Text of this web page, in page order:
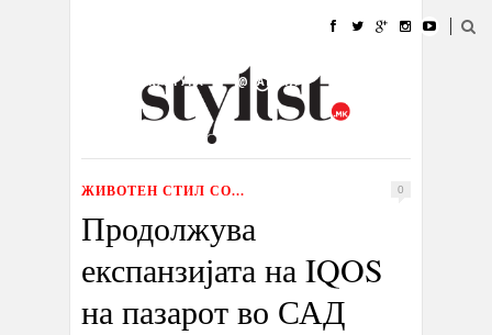
УБАВИНА
КУЛТУРА @РАБОТА
ИЗЛОГ
ЖИВОТЕН СТИЛ СО... 0
Продолжува
експанзијата на IQOS
на пазарот во САД